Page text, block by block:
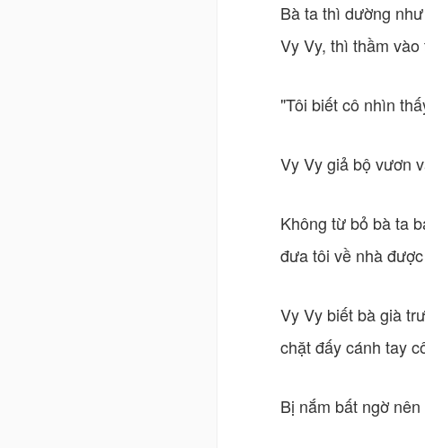
Bà ta thì dường
Vy Vy, thì thầm vào
"Tôi biết cô nhìn
Vy Vy giả bộ vươn
Không từ bỏ bà ta
đưa tôi về nhà
Vy Vy biết bà già
chặt đấy cánh tay
Bị nắm bất ngờ